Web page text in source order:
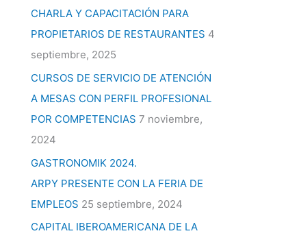
CHARLA Y CAPACITACIÓN PARA
PROPIETARIOS DE RESTAURANTES 4
septiembre, 2025
CURSOS DE SERVICIO DE ATENCIÓN
A MESAS CON PERFIL PROFESIONAL
POR COMPETENCIAS 7 noviembre,
2024
GASTRONOMIK 2024.
ARPY PRESENTE CON LA FERIA DE
EMPLEOS 25 septiembre, 2024
CAPITAL IBEROAMERICANA DE LA